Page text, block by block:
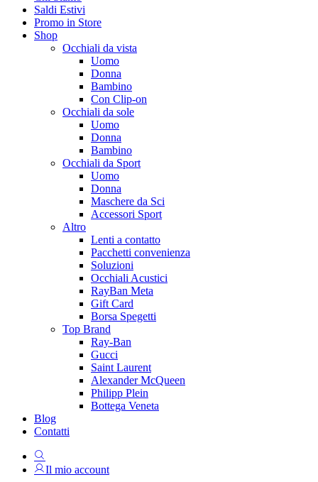
Saldi Estivi
Promo in Store
Shop
Occhiali da vista
Uomo
Donna
Bambino
Con Clip-on
Occhiali da sole
Uomo
Donna
Bambino
Occhiali da Sport
Uomo
Donna
Maschere da Sci
Accessori Sport
Altro
Lenti a contatto
Pacchetti convenienza
Soluzioni
Occhiali Acustici
RayBan Meta
Gift Card
Borsa Spegetti
Top Brand
Ray-Ban
Gucci
Saint Laurent
Alexander McQueen
Philipp Plein
Bottega Veneta
Blog
Contatti
Il mio account